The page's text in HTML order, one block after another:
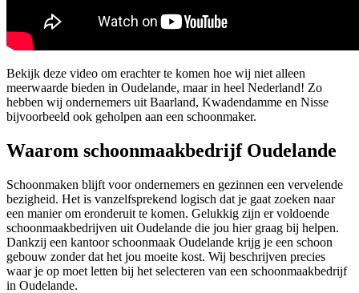
Bekijk deze video om erachter te komen hoe wij niet alleen
meerwaarde bieden in Oudelande, maar in heel Nederland! Zo
hebben wij ondernemers uit Baarland, Kwadendamme en Nisse
bijvoorbeeld ook geholpen aan een schoonmaker.
Waarom schoonmaakbedrijf Oudelande
Schoonmaken blijft voor ondernemers en gezinnen een vervelende
bezigheid. Het is vanzelfsprekend logisch dat je gaat zoeken naar
een manier om eronderuit te komen. Gelukkig zijn er voldoende
schoonmaakbedrijven uit Oudelande die jou hier graag bij helpen.
Dankzij een kantoor schoonmaak Oudelande krijg je een schoon
gebouw zonder dat het jou moeite kost. Wij beschrijven precies
waar je op moet letten bij het selecteren van een schoonmaakbedrijf
in Oudelande.